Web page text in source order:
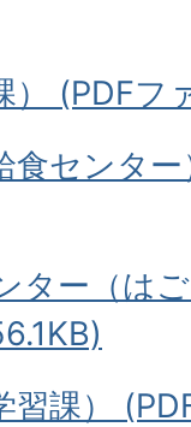
） (PDFフ
食センタ
ター（は
習課）